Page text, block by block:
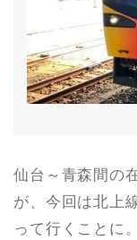
仙台～青森間の
が、今回は北上
って行くことに。